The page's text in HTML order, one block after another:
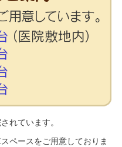
れています。
ペースをご用意しておりま